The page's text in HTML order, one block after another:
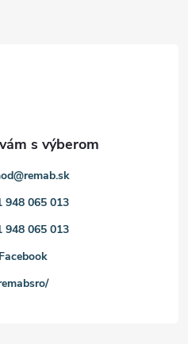
@remab.sk
948 065 013
948 065 013
Facebook